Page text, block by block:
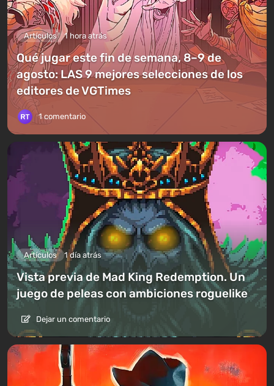
Artículos 1 hora atrás
Qué jugar este fin de semana, 8–9 de
agosto: LAS 9 mejores selecciones de los
editores de VGTimes
1 comentario
Artículos 1 día atrás
Vista previa de Mad King Redemption. Un
juego de peleas con ambiciones roguelike
Dejar un comentario